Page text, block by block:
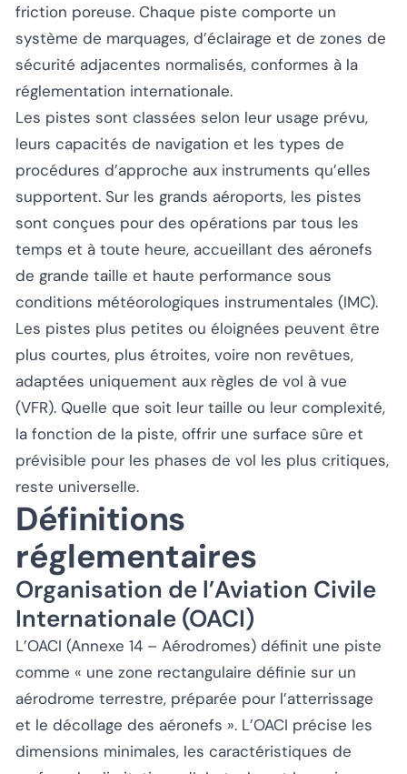
friction poreuse. Chaque piste comporte un
système de marquages, d’éclairage et de zones de
sécurité adjacentes normalisés, conformes à la
réglementation internationale.
Les pistes sont classées selon leur usage prévu,
leurs capacités de navigation et les types de
procédures d’approche aux instruments qu’elles
supportent. Sur les grands aéroports, les pistes
sont conçues pour des opérations par tous les
temps et à toute heure, accueillant des aéronefs
de grande taille et haute performance sous
conditions météorologiques instrumentales (IMC).
Les pistes plus petites ou éloignées peuvent être
plus courtes, plus étroites, voire non revêtues,
adaptées uniquement aux règles de vol à vue
(VFR). Quelle que soit leur taille ou leur complexité,
la fonction de la piste, offrir une surface sûre et
prévisible pour les phases de vol les plus critiques,
reste universelle.
Définitions
réglementaires
Organisation de l’Aviation Civile
Internationale (OACI)
L’OACI (Annexe 14 – Aérodromes) définit une piste
comme « une zone rectangulaire définie sur un
aérodrome terrestre, préparée pour l’atterrissage
et le décollage des aéronefs ». L’OACI précise les
dimensions minimales, les caractéristiques de